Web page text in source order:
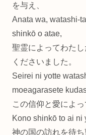
を与え、
Anata wa, watashi-
shinkō o atae,
聖霊によってわた
くださいました。
Seirei ni yotte
moeagarasete
この信仰と愛によっ
Kono shinkō to ai ni
神の国の訪れを待ち